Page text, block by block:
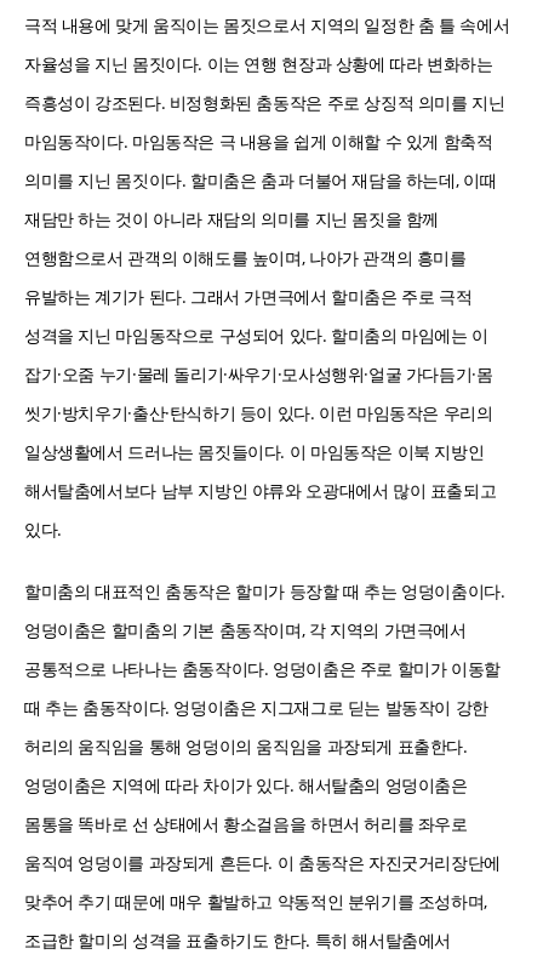
극적 내용에 맞게 움직이는 몸짓으로서 지역의 일정한 춤 틀 속에서
자율성을 지닌 몸짓이다. 이는 연행 현장과 상황에 따라 변화하는
즉흥성이 강조된다. 비정형화된 춤동작은 주로 상징적 의미를 지닌
마임동작이다. 마임동작은 극 내용을 쉽게 이해할 수 있게 함축적
의미를 지닌 몸짓이다. 할미춤은 춤과 더불어 재담을 하는데, 이때
재담만 하는 것이 아니라 재담의 의미를 지닌 몸짓을 함께
연행함으로서 관객의 이해도를 높이며, 나아가 관객의 흥미를
유발하는 계기가 된다. 그래서 가면극에서 할미춤은 주로 극적
성격을 지닌 마임동작으로 구성되어 있다. 할미춤의 마임에는 이
잡기·오줌 누기·물레 돌리기·싸우기·모사성행위·얼굴 가다듬기·몸
씻기·방치우기·출산·탄식하기 등이 있다. 이런 마임동작은 우리의
일상생활에서 드러나는 몸짓들이다. 이 마임동작은 이북 지방인
해서탈춤에서보다 남부 지방인 야류와 오광대에서 많이 표출되고
있다.
할미춤의 대표적인 춤동작은 할미가 등장할 때 추는 엉덩이춤이다.
엉덩이춤은 할미춤의 기본 춤동작이며, 각 지역의 가면극에서
공통적으로 나타나는 춤동작이다. 엉덩이춤은 주로 할미가 이동할
때 추는 춤동작이다. 엉덩이춤은 지그재그로 딛는 발동작이 강한
허리의 움직임을 통해 엉덩이의 움직임을 과장되게 표출한다.
엉덩이춤은 지역에 따라 차이가 있다. 해서탈춤의 엉덩이춤은
몸통을 똑바로 선 상태에서 황소걸음을 하면서 허리를 좌우로
움직여 엉덩이를 과장되게 흔든다. 이 춤동작은 자진굿거리장단에
맞추어 추기 때문에 매우 활발하고 약동적인 분위기를 조성하며,
조급한 할미의 성격을 표출하기도 한다. 특히 해서탈춤에서